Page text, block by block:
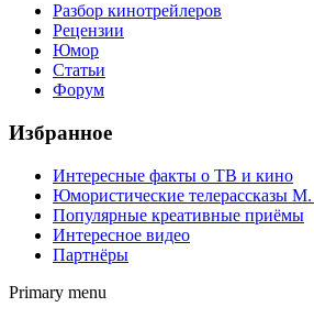
Разбор кинотрейлеров
Рецензии
Юмор
Статьи
Форум
Избранное
Интересные факты о ТВ и кино
Юмористические телерассказы М.
Популярные креативные приёмы
Интересное видео
Партнёры
Primary menu